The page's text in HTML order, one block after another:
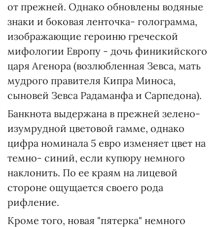
от прежней. Однако обновлены водяные
знаки и боковая ленточка- голограмма,
изображающие героиню греческой
мифологии Европу - дочь финикийского
царя Агенора (возлюбленная Зевса, мать
мудрого правителя Кипра Миноса,
сыновей Зевса Радаманфа и Сарпедона).
Банкнота выдержана в прежней зелено-
изумрудной цветовой гамме, однако
цифра номинала 5 евро изменяет цвет на
темно- синий, если купюру немного
наклонить. По ее краям на лицевой
стороне ощущается своего рода
рифление.
Кроме того, новая "пятерка" немного